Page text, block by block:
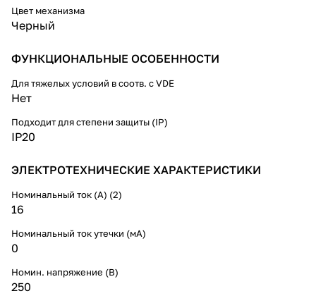
Цвет механизма
Черный
ФУНКЦИОНАЛЬНЫЕ ОСОБЕННОСТИ
Для тяжелых условий в соотв. с VDE
Нет
Подходит для степени защиты (IP)
IP20
ЭЛЕКТРОТЕХНИЧЕСКИЕ ХАРАКТЕРИСТИКИ
Номинальный ток (А) (2)
16
Номинальный ток утечки (мА)
0
Номин. напряжение (В)
250